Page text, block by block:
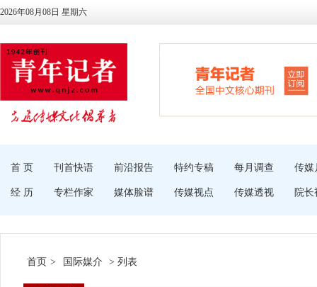
2026年08月08日 星期六
首 页 刊首快语 前沿报告 特约专稿 每月调查 传媒
经 历 专栏作家 媒体脸谱 传媒视点 传媒透视 院长
首页 > 国际媒介 > 列表